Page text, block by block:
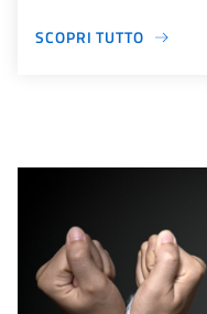
SCOPRI TUTTO